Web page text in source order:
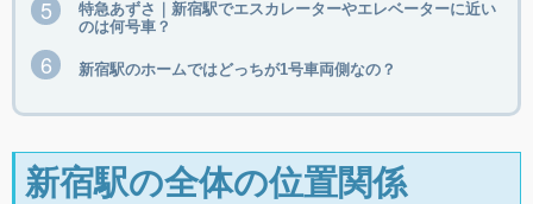
特急あずさ｜新宿駅でエスカレーターやエレベーターに近い
のは何号車？
新宿駅のホームではどっちが1号車両側なの？
新宿駅の全体の位置関係